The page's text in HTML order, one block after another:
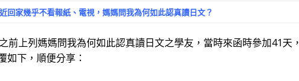
C
h
at
e
r
n
回家幾乎不看報紙、電視，媽媽問我為何如此認真讀日文？
前上列媽媽問我為何如此認真讀日文之學友，當時來函時參加41天，
如下，順便分享：